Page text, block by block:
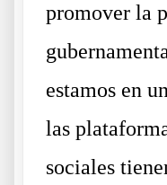
promover la
estamos en
las
sociales